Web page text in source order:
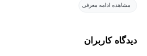
مشاهده ادامه معرفی
دیدگاه کاربران